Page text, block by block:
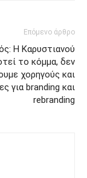
Επόμενο άρθρο
Η Καρυστιανού
το κόμμα, δεν
χορηγούς και
για branding και
rebranding